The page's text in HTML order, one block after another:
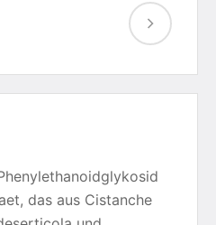
das aus Cistanche